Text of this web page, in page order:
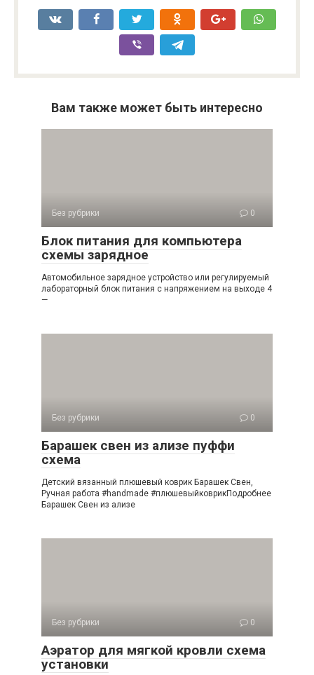
Вам также может быть интересно
Без рубрики 0
Блок питания для компьютера
схемы зарядное
Автомобильное зарядное устройство или регулируемый
лабораторный блок питания с напряжением на выходе 4
—
Без рубрики 0
Барашек свен из ализе пуффи
схема
Детский вязанный плюшевый коврик Барашек Свен,
Ручная работа #handmade #плюшевыйковрикПодробнее
Барашек Свен из ализе
Без рубрики 0
Аэратор для мягкой кровли схема
установки